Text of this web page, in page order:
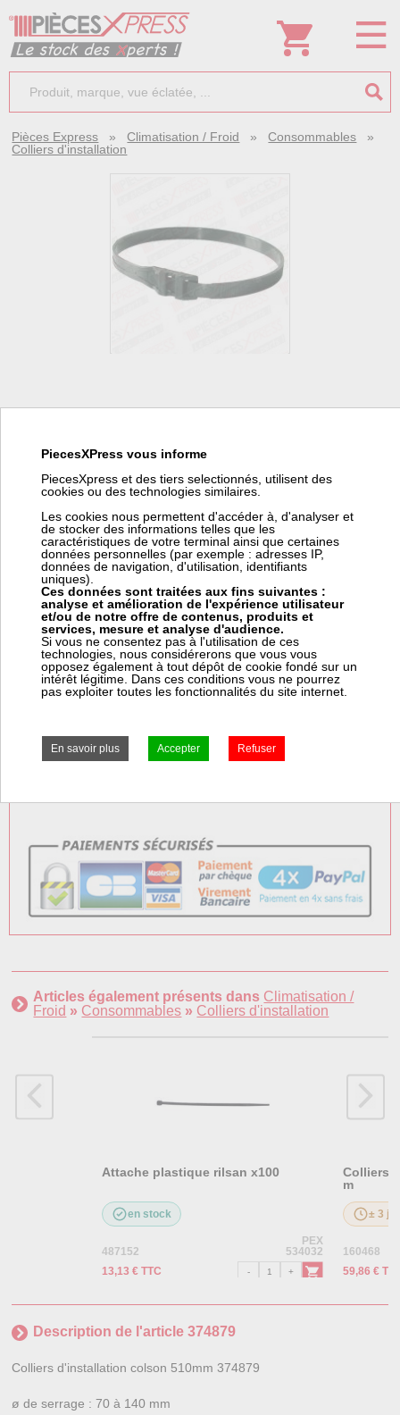
Pièces Express »Climatisation / Froid »Consommables »
Colliers d'installation
Référence fabricant:374879
Code article Pièces Express:363045
ø de serrage : 70 à 140 mm
Prix:
285,26 € HT
342,31 € TTC
± 3 jours ouvrés
Frais Colissimo TTC : 7,50 €
Articles également présents dans Climatisation /
Froid » Consommables » Colliers d'installation
Attache plastique rilsan x100
en stock
PEX
487152
534032
13,13 € TTC
Colliers
m
± 3
160468
59,86 €
Description de l'article 374879
Colliers d'installation colson 510mm 374879
ø de serrage : 70 à 140 mm
PiecesXPress vous informe
PiecesXpress et des tiers selectionnés, utilisent des
cookies ou des technologies similaires.
Les cookies nous permettent d'accéder à, d'analyser et
de stocker des informations telles que les
caractéristiques de votre terminal ainsi que certaines
données personnelles (par exemple : adresses IP,
données de navigation, d'utilisation, identifiants
uniques).
Ces données sont traitées aux fins suivantes :
analyse et amélioration de l'expérience utilisateur
et/ou de notre offre de contenus, produits et
services, mesure et analyse d'audience.
Si vous ne consentez pas à l'utilisation de ces
technologies, nous considérerons que vous vous
opposez également à tout dépôt de cookie fondé sur un
intérêt légitime. Dans ces conditions vous ne pourrez
pas exploiter toutes les fonctionnalités du site internet.